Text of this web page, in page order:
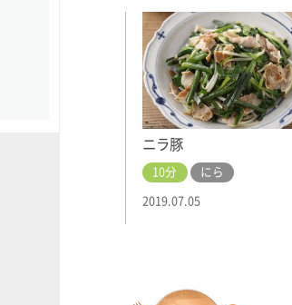
ニラ豚
10分 にら
2019.07.05